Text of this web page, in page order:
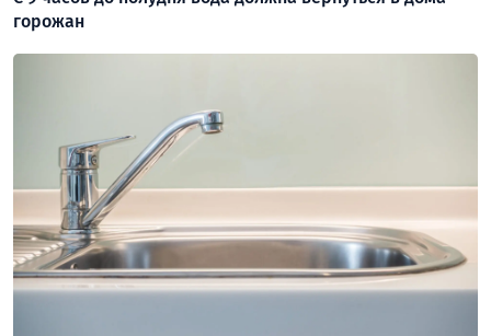
горожан